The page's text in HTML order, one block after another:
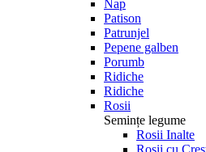
Nap
Patison
Patrunjel
Pepene galben
Porumb
Ridiche
Ridiche
Rosii
Semințe legume
Rosii Inalte
Rosii cu